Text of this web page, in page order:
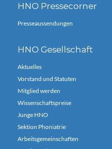
HNO Pressecorner
Presseaussendungen
HNO Gesellschaft
Aktuelles
Vorstand und Statuten
Mitglied werden
Wissenschaftspreise
Junge HNO
Sektion Phoniatrie
Arbeitsgemeinschaften